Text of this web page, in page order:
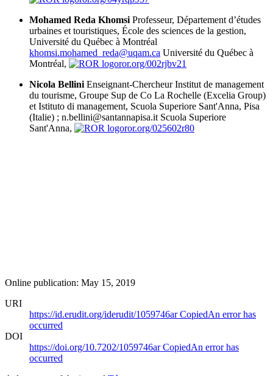
Mohamed Reda Khomsi Professeur, Département d’études
urbaines et touristiques, École des sciences de la gestion,
Université du Québec à Montréal
khomsi.mohamed_reda@uqam.ca Université du Québec à
Montréal,
ror.org/002rjbv21
Nicola Bellini Enseignant-Chercheur Institut de management
du tourisme, Groupe Sup de Co La Rochelle (Excelia Group)
et Istituto di management, Scuola Superiore Sant'Anna, Pisa
(Italie) ; n.bellini@santannapisa.it Scuola Superiore
Sant'Anna,
ror.org/025602r80
Online publication: May 15, 2019
URI
https://id.erudit.org/iderudit/1059746arCopiedAn error has
occurred
DOI
https://doi.org/10.7202/1059746arCopiedAn error has
occurred